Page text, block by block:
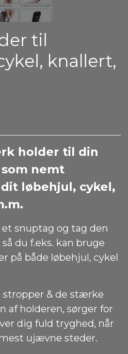
til
knallert,
holder til din
nemt
løbehjul, cykel,
snuptag og tag den
du f.eks. kan bruge
på både løbehjul, cykel
stropper & de stærke
af holderen, sørger for
dig fuld tryghed, når
ujævne steder.